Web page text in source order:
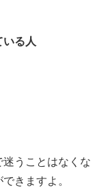
いる人
うことはなくな
きますよ。